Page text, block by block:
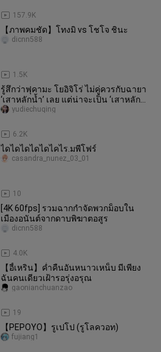
157.9K
【ภาพคมชัด】โทงมิ vs โชโจ ชินะ
1.5K
dicnn588
รู้สึกว่าฟุคามะ โยอิจิโร่ ไม่คู่ควรกับฉายา
‘เสาหลักน้ำ’ เลย แต่น่าจะเป็น ‘เสาหลัก
รอย’ มากกว่า!
6.2K
yudiechuqing
ไดไดไดไดไดไคไร.มพีโฟร์
10
casandra_nunez_03_01
[4K 60fps] รวมฉากกำจัดพวกม็อบใน
เมืองอนันต์จากดาบพิฆาตอสูร
4.0K
dicnn588
【อี้เหริน】ค่ำคืนอันหนาวเหน็บ มีเพียง
ฉันคนเดียวเฝ้ารอรุ่งอรุณ
19
gaonianchuanzao
【PEPOYO】รูเปโป (รูโลควอท)
fujiang1